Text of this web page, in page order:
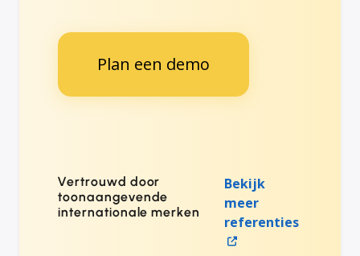
Plan een demo
Vertrouwd door
toonaangevende
internationale merken
Bekijk
meer
referenties